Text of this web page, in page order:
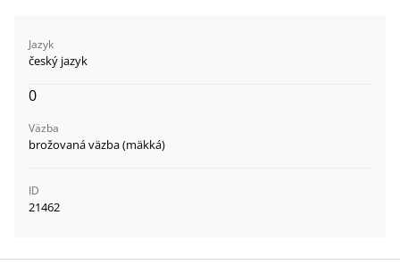
Jazyk
český jazyk
0
Väzba
brožovaná väzba (mäkká)
ID
21462